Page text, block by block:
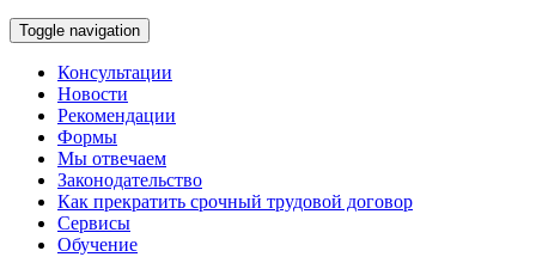
Toggle navigation
Консультации
Новости
Рекомендации
Формы
Мы отвечаем
Законодательство
Как прекратить срочный трудовой договор
Сервисы
Обучение